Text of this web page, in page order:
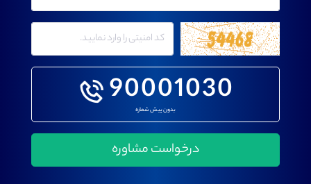
90001030
بدون پیش شماره